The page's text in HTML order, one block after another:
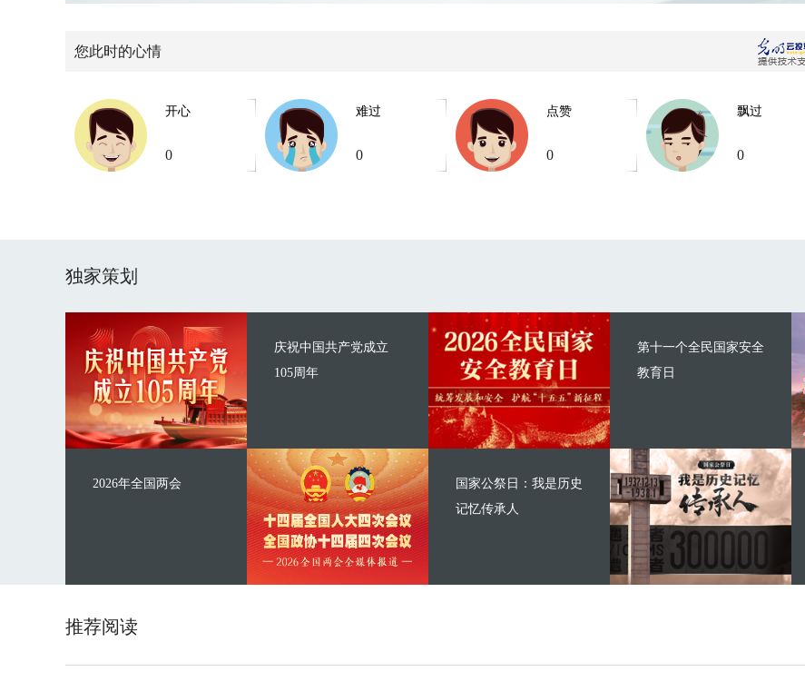
您此时的心情
开心
0
难过
0
点赞
0
飘过
0
独家策划
庆祝中国共产党成立
105周年
2026年全国两会
第十一个全民国家安全
教育日
国家公祭日：我是历史
记忆传承人
推荐阅读